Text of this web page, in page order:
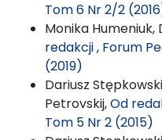
Tom 6 Nr 2/2
Monika Humeniuk,
redakcji, Forum
(2019)
Dariusz
Petrovskij,Od
Tom 5 Nr 2 (2015)